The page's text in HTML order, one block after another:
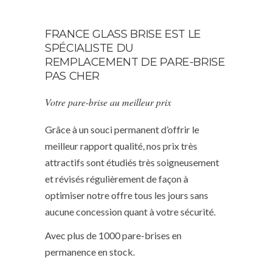
FRANCE GLASS BRISE EST LE
SPÉCIALISTE DU
REMPLACEMENT DE PARE-BRISE
PAS CHER
Votre pare-brise au meilleur prix
Grâce à un souci permanent d’offrir le
meilleur rapport qualité, nos prix très
attractifs sont étudiés très soigneusement
et révisés régulièrement de façon à
optimiser notre offre tous les jours sans
aucune concession quant à votre sécurité.
Avec plus de 1000 pare-brises en
permanence en stock.